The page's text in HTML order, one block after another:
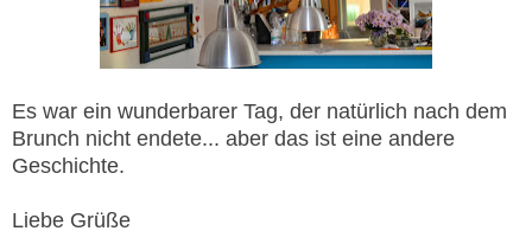
Es war ein wunderbarer Tag, der natürlich nach dem
Brunch nicht endete... aber das ist eine andere
Geschichte.
Liebe Grüße